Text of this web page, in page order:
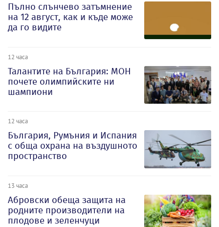
Пълно слънчево затъмнение
на 12 август, как и къде може
да го видите
12 часа
Талантите на България: МОН
почете олимпийските ни
шампиони
12 часа
България, Румъния и Испания
с обща охрана на въздушното
пространство
13 часа
Абровски обеща защита на
родните производители на
плодове и зеленчуци